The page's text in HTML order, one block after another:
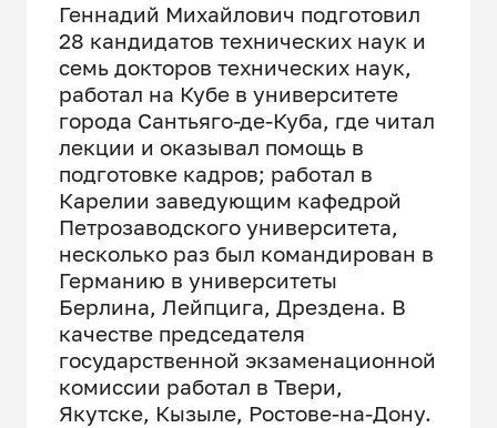
Геннадий Михайлович подготовил
28 кандидатов технических наук и
семь докторов технических наук,
работал на Кубе в университете
города Сантьяго-де-Куба, где читал
лекции и оказывал помощь в
подготовке кадров; работал в
Карелии заведующим кафедрой
Петрозаводского университета,
несколько раз был командирован в
Германию в университеты
Берлина, Лейпцига, Дрездена. В
качестве председателя
государственной экзаменационной
комиссии работал в Твери,
Якутске, Кызыле, Ростове-на-Дону.